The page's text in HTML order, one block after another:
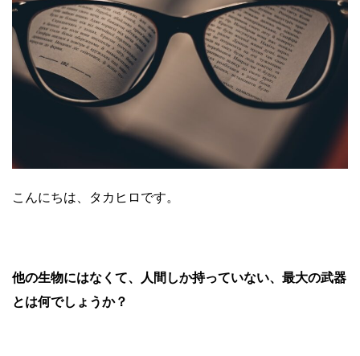
こんにちは、タカヒロです。
他の生物にはなくて、人間しか持っていない、最大の武器
とは何でしょうか？